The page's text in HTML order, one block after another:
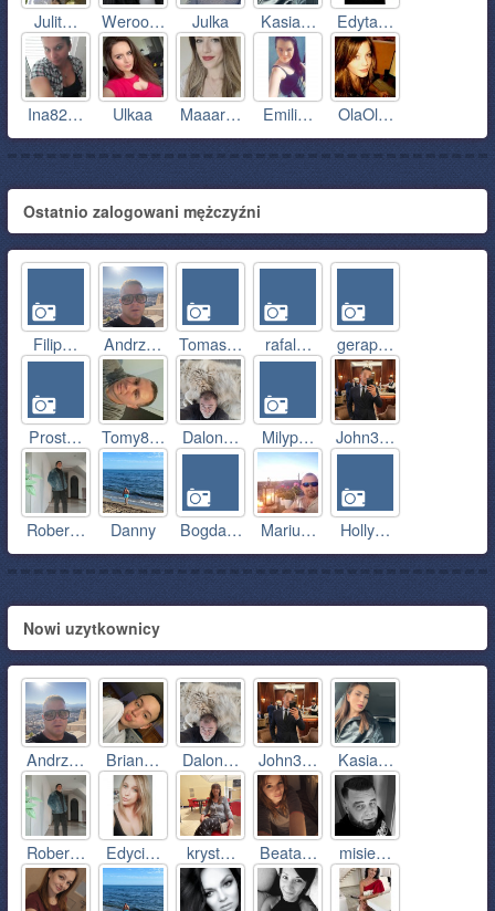
Julit… Weroo… Julka Kasia… Edyta…
Ina82… Ulkaa Maaar… Emili… OlaOl…
Ostatnio zalogowani mężczyźni
Filip… Andrz… Tomas… rafal… gerap…
Prost… Tomy8… Dalon… Milyp… John3…
Rober… Danny Bogda… Mariu… Holly…
Nowi uzytkownicy
Andrz… Brian… Dalon… John3… Kasia…
Rober… Edyci… kryst… Beata… misie…